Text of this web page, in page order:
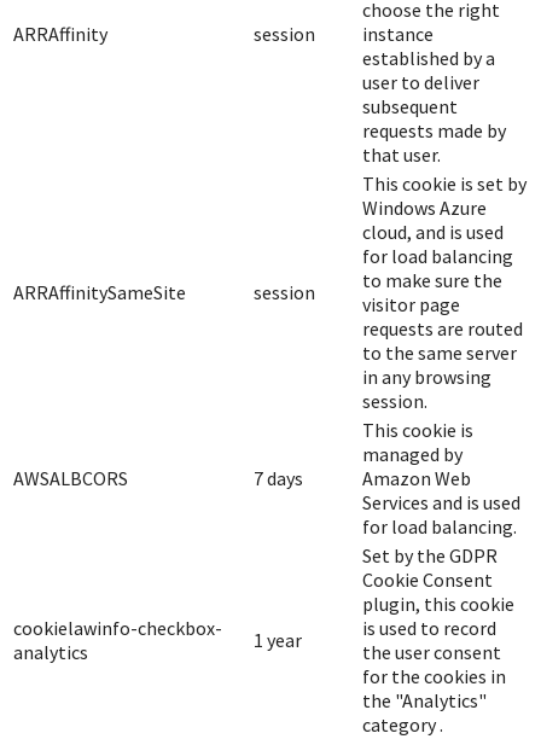
ARRAffinity session
choose the right
instance
established by a
user to deliver
subsequent
requests made by
that user.
ARRAffinitySameSite session
This cookie is set by
Windows Azure
cloud, and is used
for load balancing
to make sure the
visitor page
requests are routed
to the same server
in any browsing
session.
AWSALBCORS 7 days
This cookie is
managed by
Amazon Web
Services and is used
for load balancing.
cookielawinfo-checkbox-
analytics
1 year
Set by the GDPR
Cookie Consent
plugin, this cookie
is used to record
the user consent
for the cookies in
the "Analytics"
category .